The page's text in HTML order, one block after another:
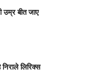
उम्र बीत जाए
लिरिक्स